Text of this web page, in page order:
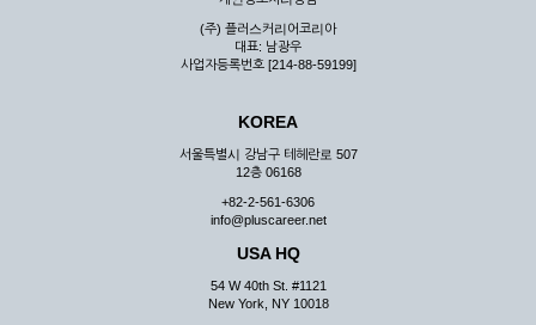
(주) 플러스커리어코리아
대표: 남광우
사업자등록번호 [214-88-59199]
KOREA
서울특별시 강남구 테헤란로 507
12층 06168
+82-2-561-6306
info@pluscareer.net
USA HQ
54 W 40th St. #1121
New York, NY 10018